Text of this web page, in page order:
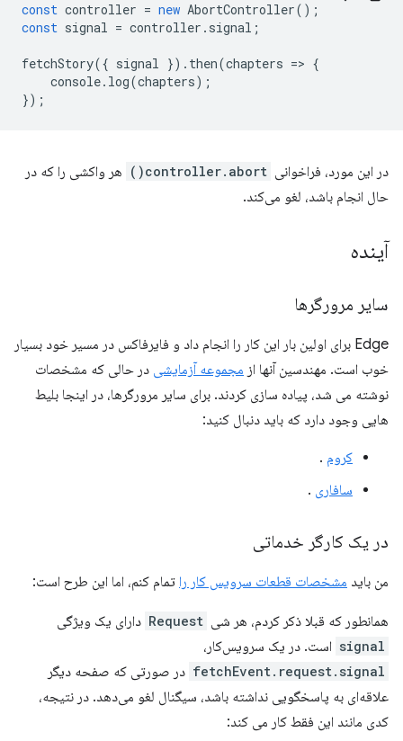
const controller = new AbortController();
const signal = controller . signal ;
fetchStory({ signal }). then(chapters => {
console. log(chapters);
});
در این مورد، فراخوانی controller.abort()
هر واکشی را که در
حال انجام باشد، لغو می‌کند.
آینده
سایر مرورگرها
Edge برای اولین بار این کار را انجام داد و فایرفاکس در مسیر خود بسیار
خوب است. مهندسین آنها از مجموعه آزمایشی در حالی که مشخصات
نوشته می شد، پیاده سازی کردند. برای سایر مرورگرها، در اینجا بلیط
هایی وجود دارد که باید دنبال کنید:
کروم .
سافاری .
در یک کارگر خدماتی
من باید مشخصات قطعات سرویس کار را تمام کنم، اما این طرح است:
همانطور که قبلا ذکر کردم، هر شی Request دارای یک ویژگی
signal است. در یک سرویس‌کار،
fetchEvent.request.signal در صورتی که صفحه دیگر
علاقه‌ای به پاسخگویی نداشته باشد، سیگنال لغو می‌دهد. در نتیجه،
کدی مانند این فقط کار می کند: